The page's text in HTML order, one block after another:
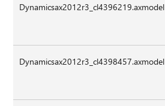
Dynamicsax2012r3_cl4396219.axmodel
Dynamicsax2012r3_cl4398457.axmodel